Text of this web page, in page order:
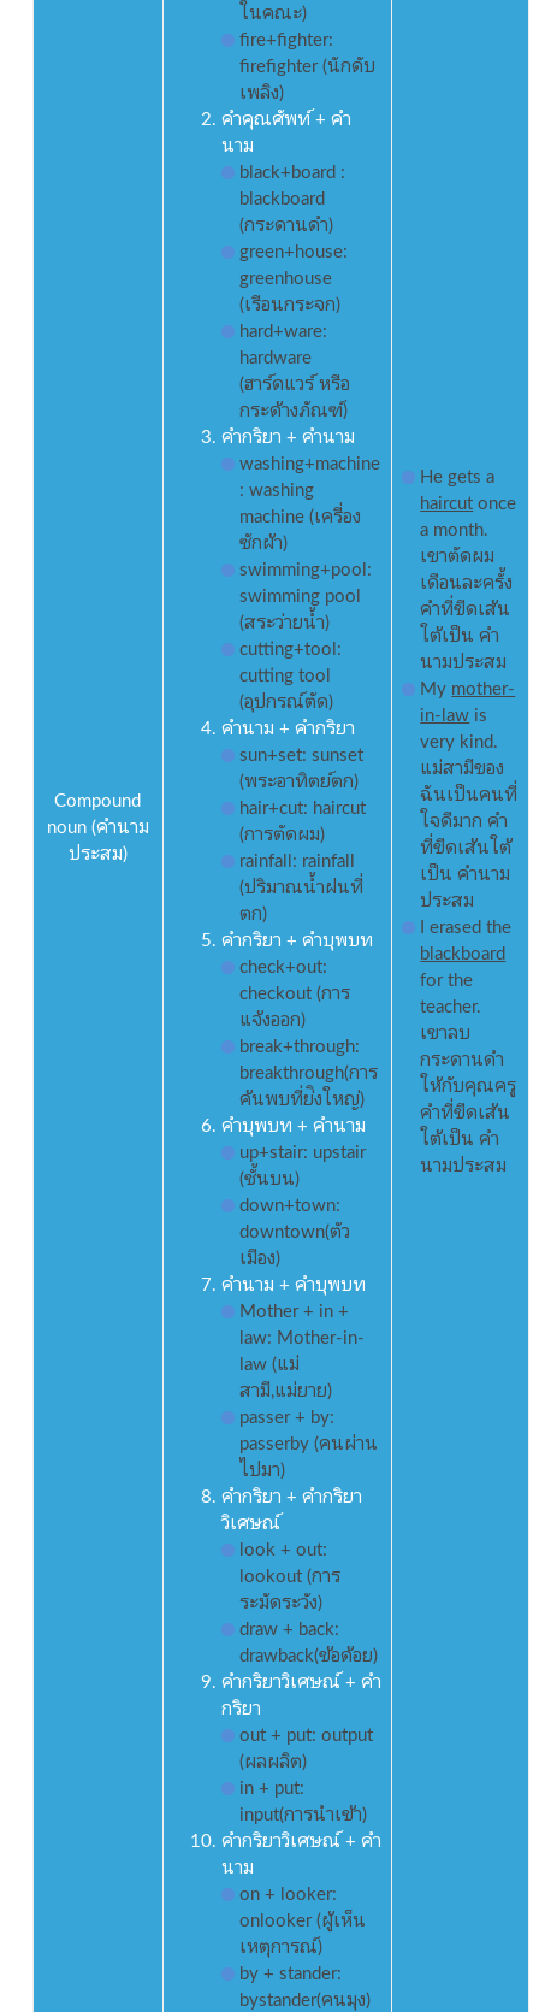
Compound
noun (คำนาม
ประสม)
ในคณะ)
fire+fighter:
firefighter (นักดับ
เพลิง)
คำคุณศัพท์ + คำ
นาม
black+board :
blackboard
(กระดานดำ)
green+house:
greenhouse
(เรือนกระจก)
hard+ware:
hardware
(ฮาร์ดแวร์ หรือ
กระด้างภัณฑ์)
คำกริยา + คำนาม
washing+machine
: washing
machine (เครื่อง
ซักผ้า)
swimming+pool:
swimming pool
(สระว่ายน้ำ)
cutting+tool:
cutting tool
(อุปกรณ์ตัด)
คำนาม + คำกริยา
sun+set: sunset
(พระอาทิตย์ตก)
hair+cut: haircut
(การตัดผม)
rainfall: rainfall
(ปริมาณน้ำฝนที่
ตก)
คำกริยา + คำบุพบท
check+out:
checkout (การ
แจ้งออก)
break+through:
breakthrough(การ
ค้นพบที่ย่ิงใหญ่)
คำบุพบท + คำนาม
up+stair: upstair
(ชั้นบน)
down+town:
downtown(ตัว
เมือง)
คำนาม + คำบุพบท
Mother + in +
law: Mother-in-
law (แม่
สามี,แม่ยาย)
passer + by:
passerby (คนผ่าน
ไปมา)
คำกริยา + คำกริยา
วิเศษณ์
look + out:
lookout (การ
ระมัดระวัง)
draw + back:
drawback(ข้อด้อย)
คำกริยาวิเศษณ์ + คำ
กริยา
out + put: output
(ผลผลิต)
in + put:
input(การนำเข้า)
คำกริยาวิเศษณ์ + คำ
นาม
on + looker:
onlooker (ผู้เห็น
เหตุการณ์)
by + stander:
bystander(คนมุง)
He gets a
haircutonce
a month.
เขาตัดผม
เดือนละครั้ง
คำที่ขีดเส้น
ใต้เป็น คำ
นามประสม
My mother-
in-law is
very kind.
แม่สามีของ
ฉันเป็นคนที่
ใจดีมาก คำ
ที่ขีดเส้นใต้
เป็น คำนาม
ประสม
I erased the
blackboard
for the
teacher.
เขาลบ
กระดานดำ
ให้กับคุณครู
คำที่ขีดเส้น
ใต้เป็น คำ
นามประสม